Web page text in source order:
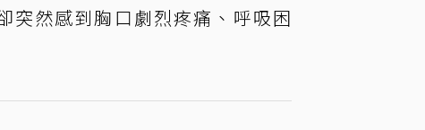
突然感到胸口劇烈疼痛、呼吸困